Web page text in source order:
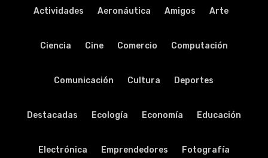
Actividades Aeronáutica Amigos Arte
Ciencia Cine Comercio Computación
Comunicación Cultura Deportes
Destacadas Ecología Economía Educación
Electrónica Emprendedores Fotografía